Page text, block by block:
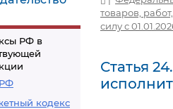
РФ в
кодекс
товаров,
силу с
Статья